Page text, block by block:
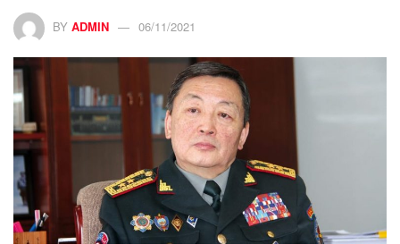
BY ADMIN 06/11/2021